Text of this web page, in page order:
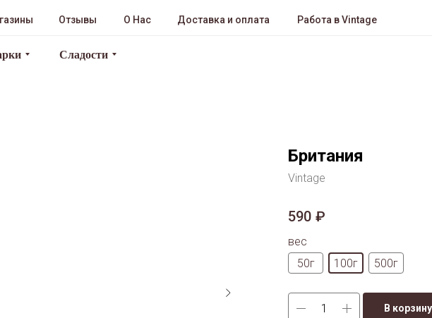
Отзывы Доставка и оплата
О Нас
Сладости
Работа в Vintage
Британия
Vintage
590 ₽
вес
50г
100г 500г
В корзину